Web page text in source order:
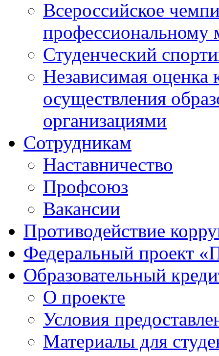
Всероссийское
профессиональному
Студенческий
Независимая оценка
осуществления
организациями
Сотрудникам
Наставничество
Профсоюз
Вакансии
Противодействие
Федеральный проект
Образовательный
О проекте
Условия
Материалы для